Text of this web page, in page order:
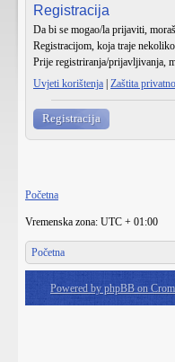
Registracija
Da bi se mogao/la prijaviti,
Registracijom, koja traje
Prije registriranja/prijavljivanja,
Uvjeti korištenja Zaštita
Registracija
Početna
Vremenska zona: UTC + 01:00
Početna
Powered by phpBB on